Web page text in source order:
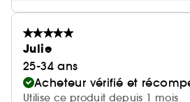
Julie
25-34 ans
Acheteur vérifié et
Utilise ce produit depuis 1 mois